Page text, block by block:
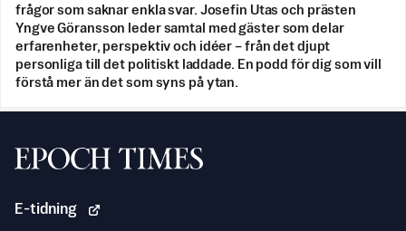
frågor som saknar enkla svar. Josefin Utas och prästen
Yngve Göransson leder samtal med gäster som delar
erfarenheter, perspektiv och idéer – från det djupt
personliga till det politiskt laddade. En podd för dig som vill
förstå mer än det som syns på ytan.
Svenska Epoch Times
E-tidning